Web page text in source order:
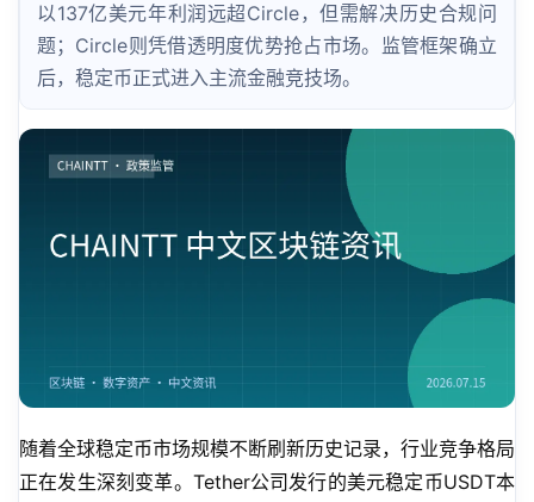
以137亿美元年利润远超Circle，但需解决历史合规问
题；Circle则凭借透明度优势抢占市场。监管框架确立
后，稳定币正式进入主流金融竞技场。
随着全球稳定币市场规模不断刷新历史记录，行业竞争格局
正在发生深刻变革。Tether公司发行的美元稳定币USDT本